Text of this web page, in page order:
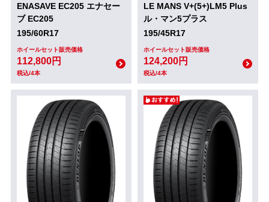
ENASAVE EC205 エナセー
ブ EC205
195/60R17
ホイールセット販売価格
112,800円
税込/4本
LE MANS V+(5+)LM5 Plus
ル・マン5プラス
195/45R17
ホイールセット販売価格
124,200円
税込/4本